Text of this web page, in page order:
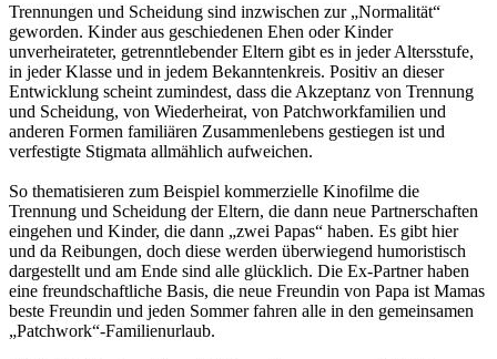
Trennungen und Scheidung sind inzwischen zur „Normalität“
geworden. Kinder aus geschiedenen Ehen oder Kinder
unverheirateter, getrenntlebender Eltern gibt es in jeder Altersstufe,
in jeder Klasse und in jedem Bekanntenkreis. Positiv an dieser
Entwicklung scheint zumindest, dass die Akzeptanz von Trennung
und Scheidung, von Wiederheirat, von Patchworkfamilien und
anderen Formen familiären Zusammenlebens gestiegen ist und
verfestigte Stigmata allmählich aufweichen.
So thematisieren zum Beispiel kommerzielle Kinofilme die
Trennung und Scheidung der Eltern, die dann neue Partnerschaften
eingehen und Kinder, die dann „zwei Papas“ haben. Es gibt hier
und da Reibungen, doch diese werden überwiegend humoristisch
dargestellt und am Ende sind alle glücklich. Die Ex-Partner haben
eine freundschaftliche Basis, die neue Freundin von Papa ist Mamas
beste Freundin und jeden Sommer fahren alle in den gemeinsamen
„Patchwork“-Familienurlaub.